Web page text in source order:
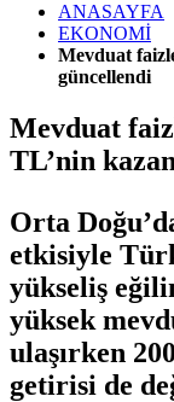
ANASAYFA
EKONOMİ
Mevduat
güncellendi
Mevduat
TL’nin
Orta
etkisiyle
yükseliş
yüksek
ulaşırken
getirisi de